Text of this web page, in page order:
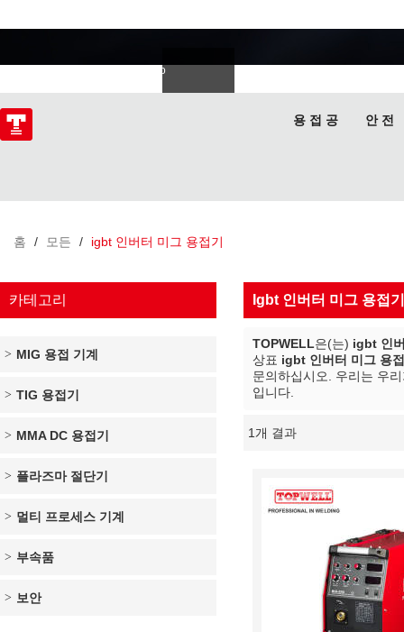
Italiano
용 접 공 안 전
홈 / 모든 / igbt 인버터 미그 용접기
카테고리
MIG 용접 기계
TIG 용접기
MMA DC 용접기
플라즈마 절단기
멀티 프로세스 기계
부속품
보안
Igbt 인버터 미그 용접기
TOPWELL은(는) igbt 인
상표 igbt 인버터 미그 용
문의하십시오. 우리는 우
입니다.
1개 결과